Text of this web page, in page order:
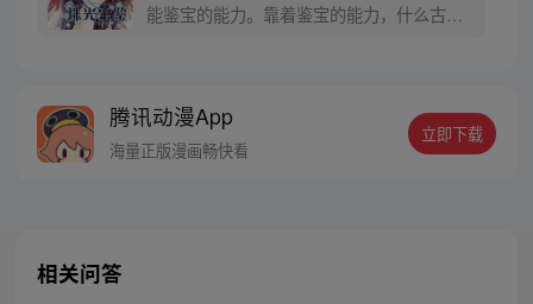
能鉴宝的能力。靠着鉴宝的能力，什么古玩
腾讯动漫App
海量正版漫画畅快看
立即下载
相关问答